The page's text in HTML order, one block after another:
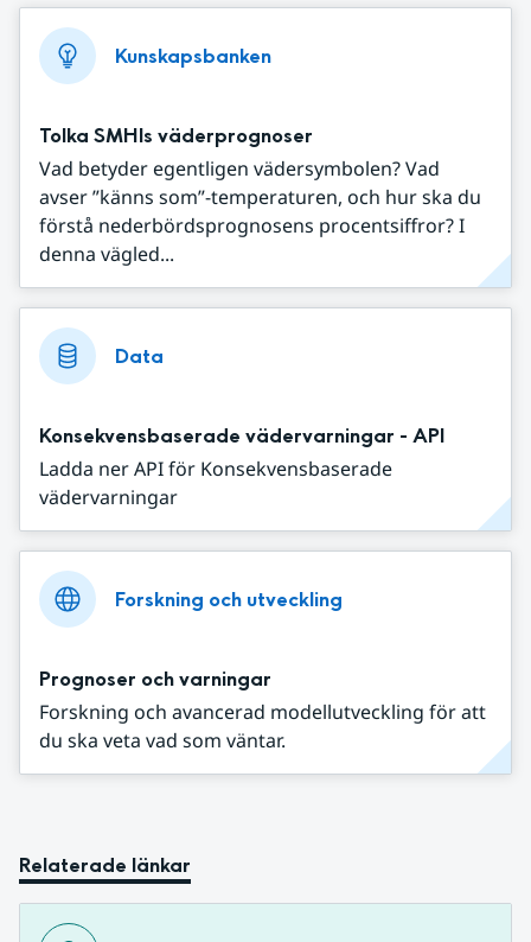
Kunskapsbanken
Tolka SMHIs väderprognoser
Vad betyder egentligen vädersymbolen? Vad
avser ”känns som”-temperaturen, och hur ska du
förstå nederbördsprognosens procentsiffror? I
denna vägled...
Data
Konsekvensbaserade vädervarningar - API
Ladda ner API för Konsekvensbaserade
vädervarningar
Forskning och utveckling
Prognoser och varningar
Forskning och avancerad modellutveckling för att
du ska veta vad som väntar.
Relaterade länkar